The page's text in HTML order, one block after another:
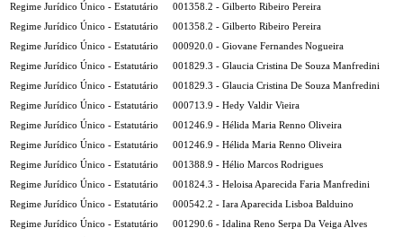
Regime Jurídico Único - Estatutário
001358.2 - Gilberto Ribeiro Pereira
Regime Jurídico Único - Estatutário
001358.2 - Gilberto Ribeiro Pereira
Regime Jurídico Único - Estatutário
000920.0 - Giovane Fernandes Nogueira
Regime Jurídico Único - Estatutário
001829.3 - Glaucia Cristina De Souza Manfredini
Regime Jurídico Único - Estatutário
001829.3 - Glaucia Cristina De Souza Manfredini
Regime Jurídico Único - Estatutário
000713.9 - Hedy Valdir Vieira
Regime Jurídico Único - Estatutário
001246.9 - Hélida Maria Renno Oliveira
Regime Jurídico Único - Estatutário
001246.9 - Hélida Maria Renno Oliveira
Regime Jurídico Único - Estatutário
001388.9 - Hélio Marcos Rodrigues
Regime Jurídico Único - Estatutário
001824.3 - Heloisa Aparecida Faria Manfredini
Regime Jurídico Único - Estatutário
000542.2 - Iara Aparecida Lisboa Balduino
Regime Jurídico Único - Estatutário
001290.6 - Idalina Reno Serpa Da Veiga Alves